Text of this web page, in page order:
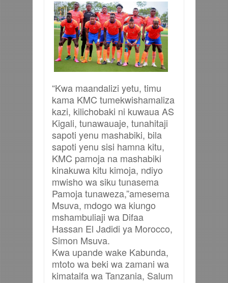
“Kwa maandalizi yetu, timu
kama KMC tumekwishamaliza
kazi, kilichobaki ni kuwaua AS
Kigali, tunawauaje, tunahitaji
sapoti yenu mashabiki, bila
sapoti yenu sisi hamna kitu,
KMC pamoja na mashabiki
kinakuwa kitu kimoja, ndiyo
mwisho wa siku tunasema
Pamoja tunaweza,”amesema
Msuva, mdogo wa kiungo
mshambuliaji wa Difaa
Hassan El Jadidi ya Morocco,
Simon Msuva.
Kwa upande wake Kabunda,
mtoto wa beki wa zamani wa
kimataifa wa Tanzania, Salum